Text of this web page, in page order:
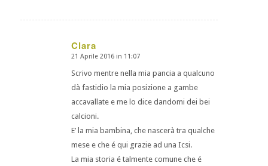
Clara
dice:
21 Aprile 2016 in 11:07
Scrivo mentre nella mia pancia a qualcuno
dà fastidio la mia posizione a gambe
accavallate e me lo dice dandomi dei bei
calcioni.
E’ la mia bambina, che nascerà tra qualche
mese e che é qui grazie ad una Icsi.
La mia storia é talmente comune che é